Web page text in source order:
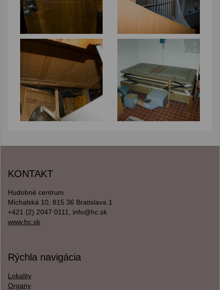
KONTAKT
Hudobné centrum
Michalská 10, 815 36 Bratislava 1
+421 (2) 2047 0111, info@hc.sk
www.hc.sk
Rýchla navigácia
Lokality
Organy